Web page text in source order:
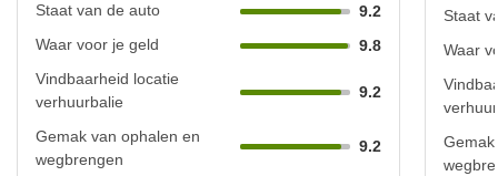
Staat van de auto
9.2
Waar voor je geld
9.8
Vindbaarheid locatie
verhuurbalie
9.2
Gemak van ophalen en
wegbrengen
9.2
Staat
Waar